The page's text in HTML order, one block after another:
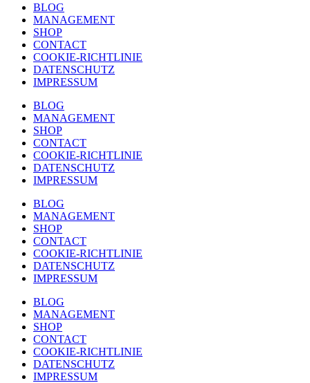
BLOG
MANAGEMENT
SHOP
CONTACT
COOKIE-RICHTLINIE
DATENSCHUTZ
IMPRESSUM
BLOG
MANAGEMENT
SHOP
CONTACT
COOKIE-RICHTLINIE
DATENSCHUTZ
IMPRESSUM
BLOG
MANAGEMENT
SHOP
CONTACT
COOKIE-RICHTLINIE
DATENSCHUTZ
IMPRESSUM
BLOG
MANAGEMENT
SHOP
CONTACT
COOKIE-RICHTLINIE
DATENSCHUTZ
IMPRESSUM